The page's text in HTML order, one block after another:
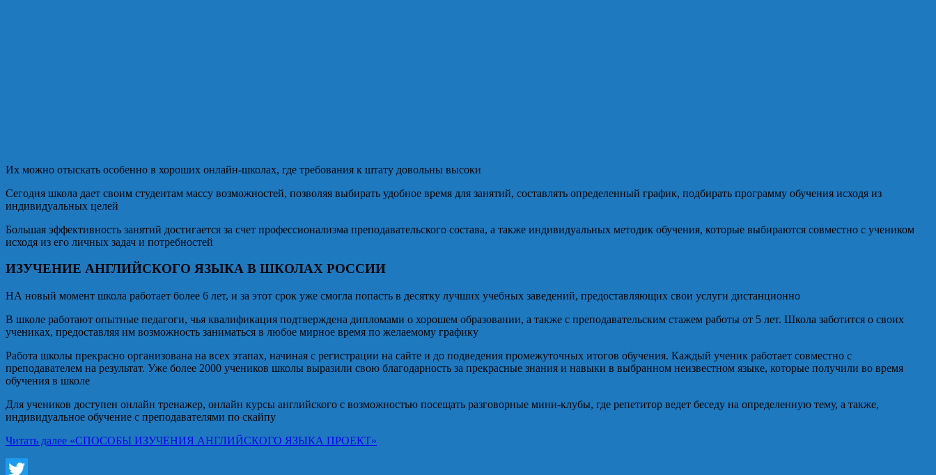
Их можно отыскать особенно в хороших онлайн-школах, где требования к штату довольны высоки
Сегодня школа дает своим студентам массу возможностей, позволяя выбирать удобное время для занятий, составлять определенный график, подбирать программу обучения исходя из
индивидуальных целей
Большая эффективность занятий достигается за счет профессионализма преподавательского состава, а также индивидуальных методик обучения, которые выбираются совместно с учеником
исходя из его личных задач и потребностей
ИЗУЧЕНИЕ АНГЛИЙСКОГО ЯЗЫКА В ШКОЛАХ РОССИИ
НА новый момент школа работает более 6 лет, и за этот срок уже смогла попасть в десятку лучших учебных заведений, предоставляющих свои услуги дистанционно
В школе работают опытные педагоги, чья квалификация подтверждена дипломами о хорошем образовании, а также с преподавательским стажем работы от 5 лет. Школа заботится о своих
учениках, предоставляя им возможность заниматься в любое мирное время по желаемому графику
Работа школы прекрасно организована на всех этапах, начиная с регистрации на сайте и до подведения промежуточных итогов обучения. Каждый ученик работает совместно с
преподавателем на результат. Уже более 2000 учеников школы выразили свою благодарность за прекрасные знания и навыки в выбранном неизвестном языке, которые получили во время
обучения в школе
Для учеников доступен онлайн тренажер, онлайн курсы английского с возможностью посещать разговорные мини-клубы, где репетитор ведет беседу на определенную тему, а также,
индивидуальное обучение с преподавателями по скайпу
Читать далее «СПОСОБЫ ИЗУЧЕНИЯ АНГЛИЙСКОГО ЯЗЫКА ПРОЕКТ»